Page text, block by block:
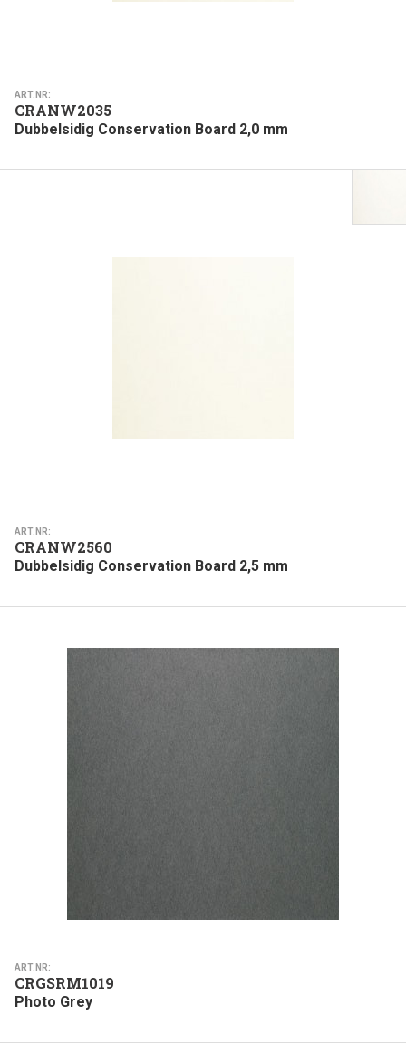
ART.NR:
CRANW2035
Dubbelsidig Conservation Board 2,0 mm
ART.NR:
CRANW2560
Dubbelsidig Conservation Board 2,5 mm
ART.NR:
CRGSRM1019
Photo Grey